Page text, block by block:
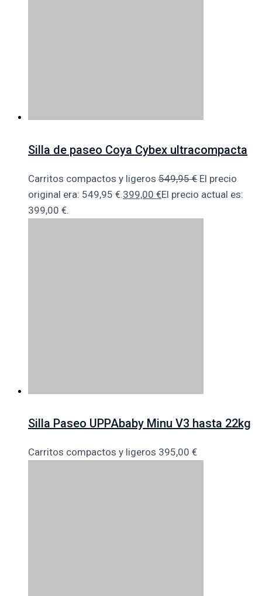
Silla de paseo Coya Cybex ultracompacta
Carritos compactos y ligeros 549,95€ El precio
original era: 549,95 €.399,00 €El precio actual es:
399,00 €.
Silla Paseo UPPAbaby Minu V3 hasta 22kg
Carritos compactos y ligeros 395,00 €